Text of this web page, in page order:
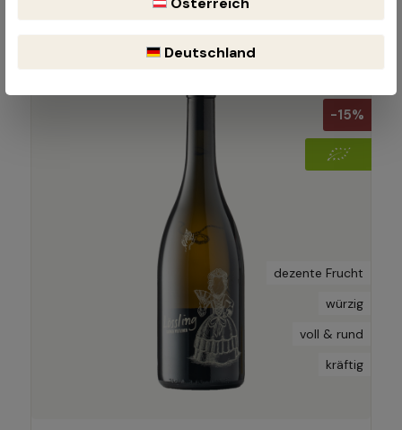
-15%
dezente Frucht
würzig
voll & rund
kräftig
Deutschland